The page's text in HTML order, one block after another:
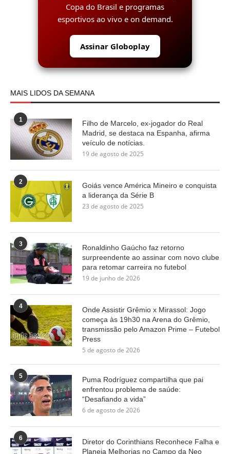
Copa do Brasil e programas
esportivos ao vivo e on demand.
Assinar Globoplay
MAIS LIDOS DA SEMANA
1
Filho de Marcelo, ex-jogador do Real
Madrid, se destaca na Espanha, afirma
veículo de notícias.
19 de agosto de 2025
2
Goiás vence América Mineiro e conquista
a liderança da Série B
23 de agosto de 2025
3
Ronaldinho Gaúcho faz retorno
surpreendente ao assinar com novo clube
para retomar carreira no futebol
19 de junho de 2026
4
Onde Assistir Grêmio x Mirassol: Jogo
começa às 19h30 na Arena do Grêmio,
transmissão pelo Amazon Prime – Futebol
Press
5 de agosto de 2026
5
Puma Rodríguez compartilha que pai
enfrentou problema de saúde:
“Desafiando a vida”
6 de agosto de 2026
6
Diretor do Corinthians Reconhece Falha e
Planeja Melhorias no Campo da Neo